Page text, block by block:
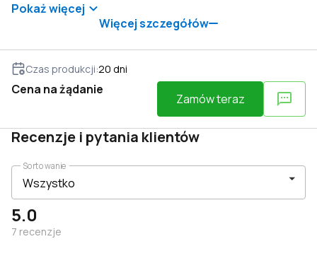
Pokaż więcej
Więcej szczegółów
Czas produkcji:20 dni
Cena na żądanie
Zamów teraz
Recenzje i pytania klientów
5.0
7 recenzje
Sortowanie